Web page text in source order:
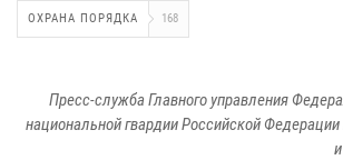
ОХРАНА ПОРЯДКА 168
Пресс-служба Главного управления
национальной гвардии Российской